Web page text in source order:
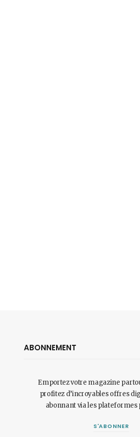
ABONNEMENT
Emportez votre magazine
profitez d’incroyables offres
abonnant via les plateformes
S'ABONNER